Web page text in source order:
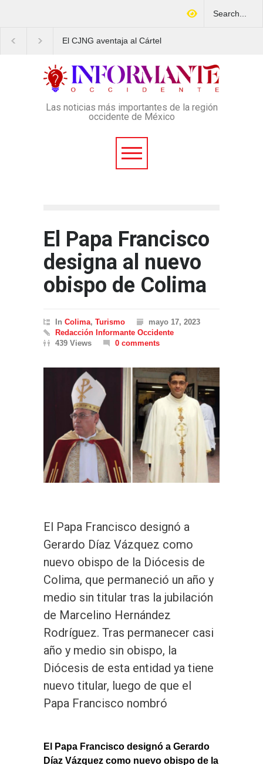
El CJNG aventaja al Cártel
variedad delictiva, según
Montenegro
esquema Ponzi con
4 mil afectados
Las noticias más importantes de la región
occidente de México
El Papa Francisco
designa al nuevo
obispo de Colima
In Colima, Turismo
mayo 17, 2023
Redacción Informante Occidente
439 Views
0 comments
El Papa Francisco designó a
Gerardo Díaz Vázquez como
nuevo obispo de la Diócesis de
Colima, que permaneció un año y
medio sin titular tras la jubilación
de Marcelino Hernández
Rodríguez. Tras permanecer casi
año y medio sin obispo, la
Diócesis de esta entidad ya tiene
nuevo titular, luego de que el
Papa Francisco nombró
El Papa Francisco designó a Gerardo
Díaz Vázquez como nuevo obispo de la